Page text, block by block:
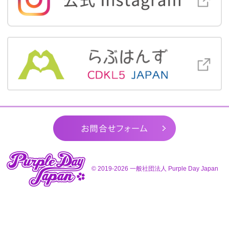
© 2019-2026 一般社団法人 Purple Day Japan